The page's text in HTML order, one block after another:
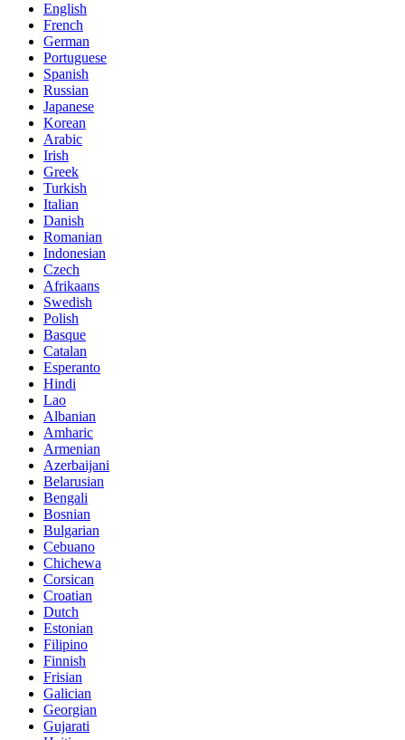
English
French
German
Portuguese
Spanish
Russian
Japanese
Korean
Arabic
Irish
Greek
Turkish
Italian
Danish
Romanian
Indonesian
Czech
Afrikaans
Swedish
Polish
Basque
Catalan
Esperanto
Hindi
Lao
Albanian
Amharic
Armenian
Azerbaijani
Belarusian
Bengali
Bosnian
Bulgarian
Cebuano
Chichewa
Corsican
Croatian
Dutch
Estonian
Filipino
Finnish
Frisian
Galician
Georgian
Gujarati